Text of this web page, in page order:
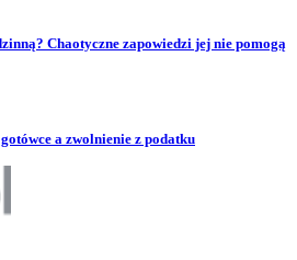
Chaotyczne zapowiedzi jej nie pomogą
a zwolnienie z podatku